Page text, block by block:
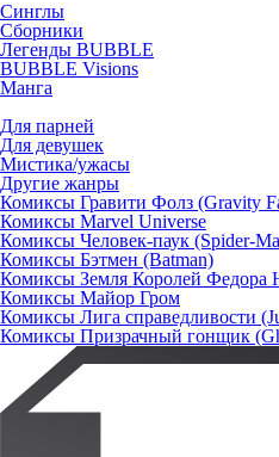
Синглы
Сборники
Легенды BUBBLE
BUBBLE Visions
Манга
Для парней
Для девушек
Мистика/ужасы
Другие жанры
Комиксы Гравити Фолз (Gravity
Комиксы Marvel Universe
Комиксы Человек-паук (Spider-
Комиксы Бэтмен (Batman)
Комиксы Земля Королей Федора
Комиксы Майор Гром
Комиксы Лига справедливости
Комиксы Призрачный гонщик